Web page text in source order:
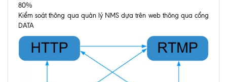
80%
Kiểm soát thông qua quản lý NMS dựa trên web thông qua cổng
DATA